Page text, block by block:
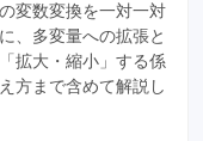
変数変換を一対一対
、多変量への拡張と
拡大・縮小」する係
方まで含めて解説し